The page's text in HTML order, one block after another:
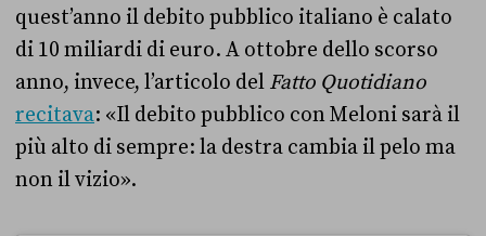
quest’anno il debito pubblico italiano è calato
di 10 miliardi di euro. A ottobre dello scorso
anno, invece, l’articolo del Fatto Quotidiano
recitava: «Il debito pubblico con Meloni sarà il
più alto di sempre: la destra cambia il pelo ma
non il vizio».